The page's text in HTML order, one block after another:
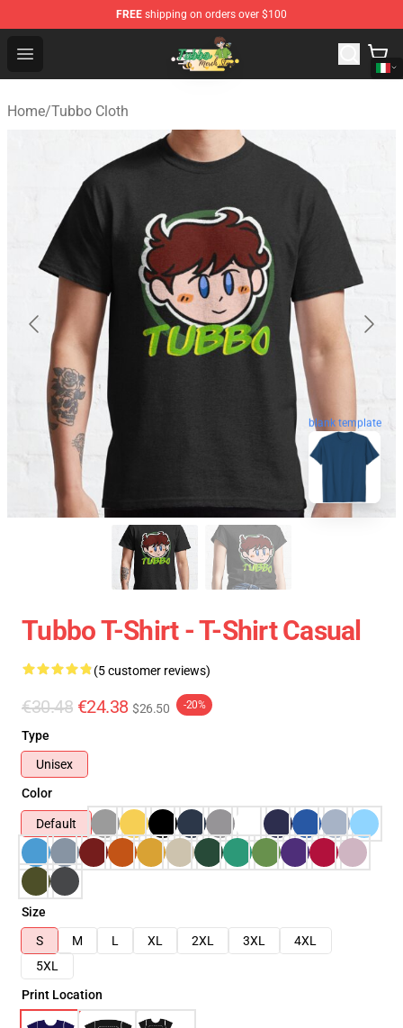
FREE shipping on orders over $100
Open menu
Tubbo Store - Official Tubbo Merchandise Shop
Home/Tubbo Cloth
blank template
Tubbo T-Shirt - T-Shirt Casual
(5 customer reviews)
€30.48 €24.38 $26.50 -20%
Type
Unisex
Color
Default
Size
S
M L XL 2XL 3XL
4XL
5XL
Print Location